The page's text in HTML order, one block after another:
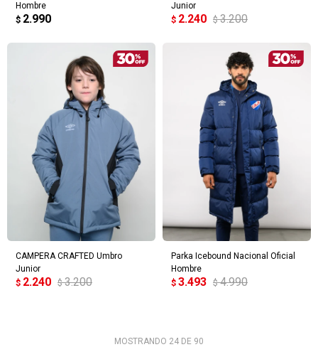
Hombre
$ 2.990
Junior
$ 2.240 $ 3.200
CAMPERA CRAFTED Umbro
Junior
$ 2.240 $ 3.200
Parka Icebound Nacional Oficial
Hombre
$ 3.493 $ 4.990
MOSTRANDO 24 DE 90